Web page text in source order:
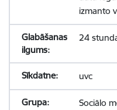
izmanto
24
uvc
Sociālo